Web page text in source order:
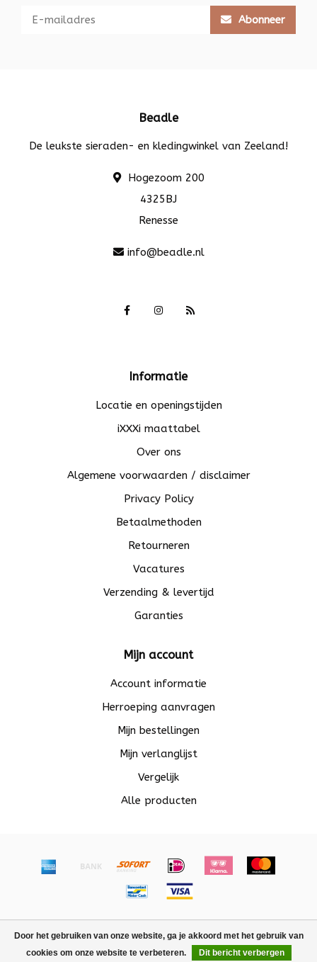
Door het gebruiken van onze website, ga je akkoord met het gebruik van
cookies om onze website te verbeteren.
Dit bericht verbergen
Abonneer
Beadle
De leukste sieraden- en kledingwinkel van Zeeland!
Hogezoom 200
4325BJ
Renesse
info@beadle.nl
Informatie
Locatie en openingstijden
iXXXi maattabel
Over ons
Algemene voorwaarden / disclaimer
Privacy Policy
Betaalmethoden
Retourneren
Vacatures
Verzending & levertijd
Garanties
Mijn account
Account informatie
Herroeping aanvragen
Mijn bestellingen
Mijn verlanglijst
Vergelijk
Alle producten
Lightspeed design
Dyvelopment